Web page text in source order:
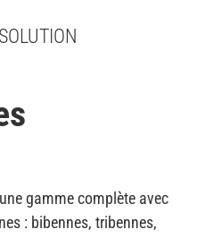
gamme complète avec
: bibennes, tribennes,